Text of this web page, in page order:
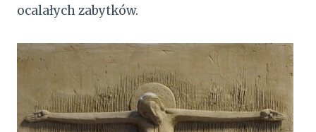
ocalałych zabytków.